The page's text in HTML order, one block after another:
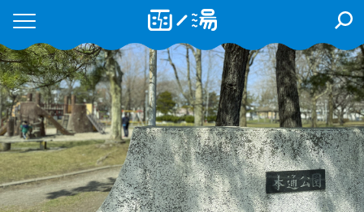
検
を
開
く